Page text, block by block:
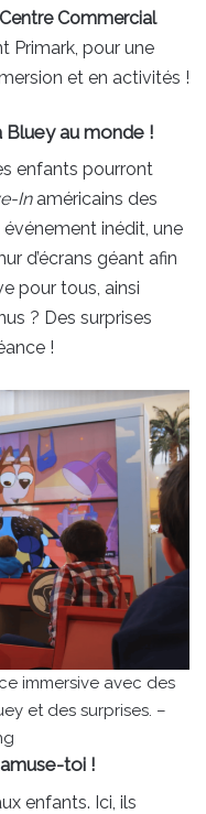
Centre Commercial
Primark, pour une
et en activités !
Bluey au monde !
enfants pourront
Inaméricains des
inédit, une
d’écrans géant afin
pour tous, ainsi
? Des surprises
!
immersive avec des
et des surprises. –
toi !
enfants. Ici, ils